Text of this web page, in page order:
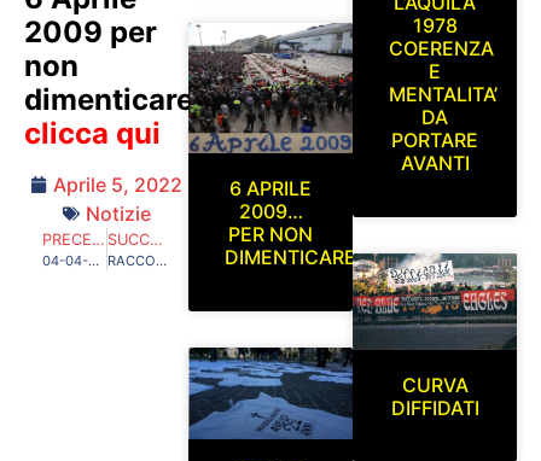
2009 per
non
dimenticare
clicca qui
Aprile 5, 2022
Notizie
PRECEDENTE
04-04-2022.UNA SENTENZA STORICA DOPO 13 ANNI, 3 INCHIESTE E 7 PROCESSI…ORA STEFANO CUCCHI RIPOSA IN PACE
SUCCESSIVO
RACCOLTI 12.225€ PER LA CURA DEI BAMBINI UCRAINI MALATI DI TUMORE IN FUGA DALLA GUERRA
6 APRILE
2009…
PER NON
DIMENTICARE
1978
COERENZA
E
MENTALITA’
DA
PORTARE
AVANTI
CURVA
DIFFIDATI